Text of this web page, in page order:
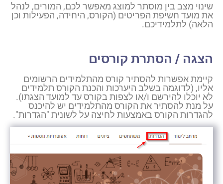
שינוי מצב בין מוסתר למוצג מאפשר לכם, המורים, לנהל
את מועד חשיפת הפריטים (הקורס, היחידה, הפעילות וכן
הלאה) לתלמידיכם.
הצגה / הסתרת קורסים
קיימת אפשרות להסתיר קורס מהתלמידים הרשומים
אליו, (לדוגמה בשלב היערכות והכנת הקורס תלמידים
לא יוכלו להירשם ו/או לצפות בקורס עד למועד הצגתו).
על מנת להסתיר את הקורס מהתלמידים יש להיכנס
להגדרות הקורס באמצעות לחיצה על לשונית "הגדרות".